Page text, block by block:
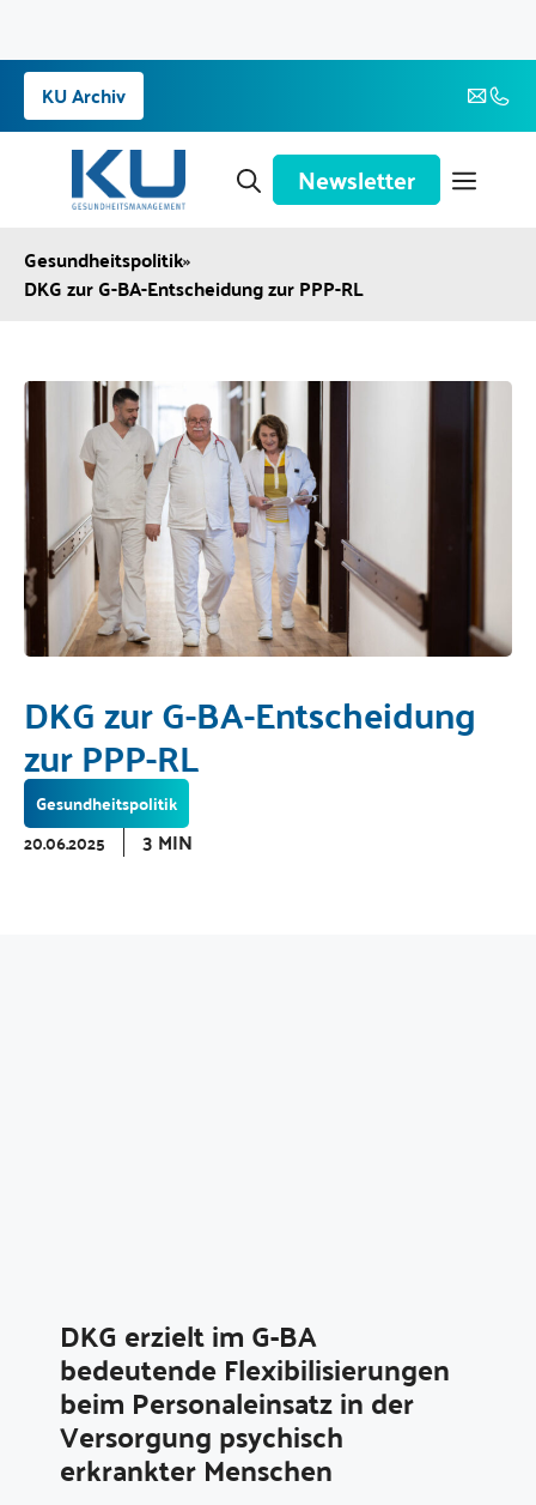
Zum
Inhalt
springen
KU Archiv
Newsletter
Gesundheitspolitik»
DKG zur G-BA-Entscheidung zur PPP-RL
DKG zur G-BA-Entscheidung
zur PPP-RL
Gesundheitspolitik
20.06.2025
3 MIN
DKG erzielt im G-BA
bedeutende Flexibilisierungen
beim Personaleinsatz in der
Versorgung psychisch
erkrankter Menschen